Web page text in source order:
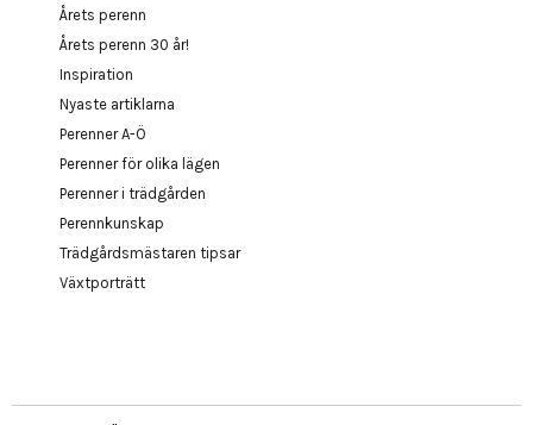
Årets perenn
Årets perenn 30 år!
Inspiration
Nyaste artiklarna
Perenner A-Ö
Perenner för olika lägen
Perenner i trädgården
Perennkunskap
Trädgårdsmästaren tipsar
Växtporträtt